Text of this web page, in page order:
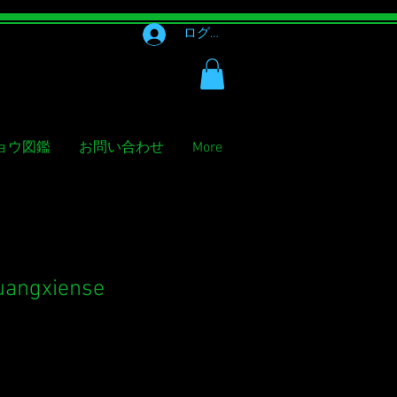
ログイン
ウ図鑑 お問い合わせ More